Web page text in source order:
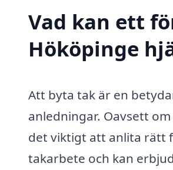
Vad kan ett
Hököpinge
Att byta tak är en
anledningar. Oavsett
det viktigt att anlita rätt
takarbete och kan